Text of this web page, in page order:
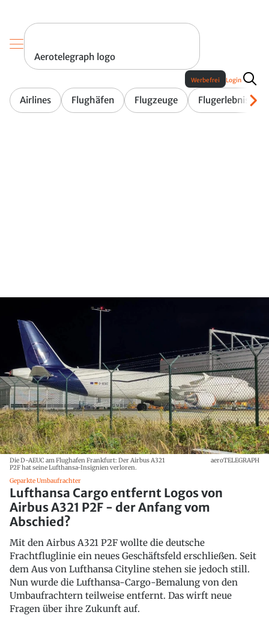
Aerotelegraph logo
Airlines Flughäfen Flugzeuge Flugerlebnis
Werbefrei Login
Die D-AEUC am Flughafen Frankfurt: Der Airbus A321
P2F hat seine Lufthansa-Insignien verloren.
aeroTELEGRAPH
Geparkte Umbaufrachter
Lufthansa Cargo entfernt Logos von
Airbus A321 P2F - der Anfang vom
Abschied?
Mit den Airbus A321 P2F wollte die deutsche
Frachtfluglinie ein neues Geschäftsfeld erschließen. Seit
dem Aus von Lufthansa Cityline stehen sie jedoch still.
Nun wurde die Lufthansa-Cargo-Bemalung von den
Umbaufrachtern teilweise entfernt. Das wirft neue
Fragen über ihre Zukunft auf.